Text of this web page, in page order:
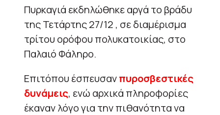
Πυρκαγιά εκδηλώθηκε αργά το βράδυ
της Τετάρτης 27/12 , σε διαμέρισμα
τρίτου ορόφου πολυκατοικίας, στο
Παλαιό Φάληρο.
Επιτόπου έσπευσανπυροσβεστικές
δυνάμεις, ενώ αρχικά πληροφορίες
έκαναν λόγο για την πιθανότητα να